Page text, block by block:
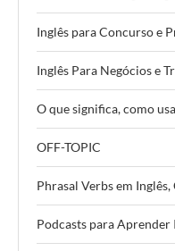
Inglês para Concurso e
Inglês Para Negócios e
O que significa, como
OFF-TOPIC
Phrasal Verbs em
Podcasts para Aprender